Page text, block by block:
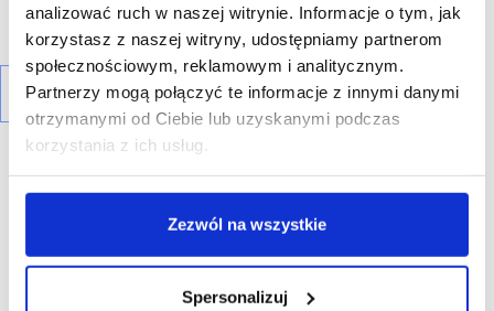
analizować ruch w naszej witrynie. Informacje o tym, jak
korzystasz z naszej witryny, udostępniamy partnerom
społecznościowym, reklamowym i analitycznym.
Partnerzy mogą połączyć te informacje z innymi danymi
otrzymanymi od Ciebie lub uzyskanymi podczas
korzystania z ich usług.
Zezwól na wszystkie
Spersonalizuj
R E K L A M A